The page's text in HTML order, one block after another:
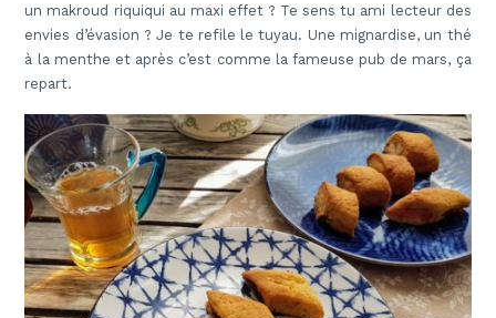
un makroud riquiqui au maxi effet ? Te sens tu ami lecteur des
envies d’évasion ? Je te refile le tuyau. Une mignardise, un thé
à la menthe et après c’est comme la fameuse pub de mars, ça
repart.